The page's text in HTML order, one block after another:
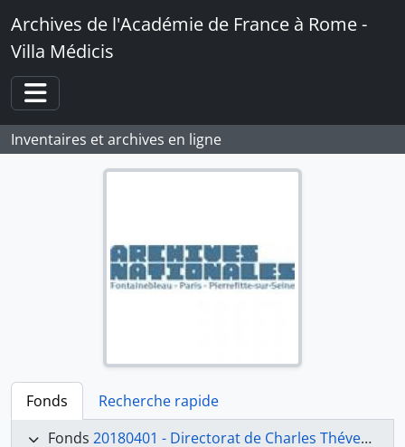
Skip to main content
Archives de l'Académie de France à Rome -
Villa Médicis
Toggle navigation
Inventaires et archives en ligne
Fonds
Recherche rapide
Fonds 20180401 - Directorat de Charles Thévenin (1816-1823)